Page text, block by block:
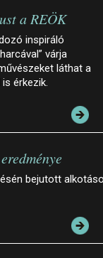
a REÖK
inspiráló
várja
láthat a
érkezik.
bejutott